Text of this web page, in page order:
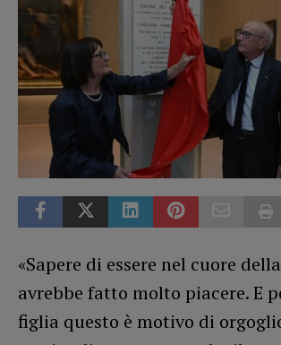
«Sapere di essere nel cuore della
avrebbe fatto molto piacere. E
figlia questo è motivo di